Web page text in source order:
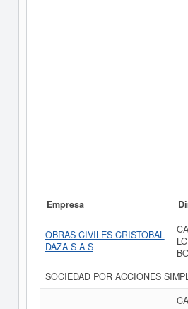
Empresa
OBRAS CIVILES CRISTOBAL
DAZA S A S
SOCIEDAD POR ACCIONES